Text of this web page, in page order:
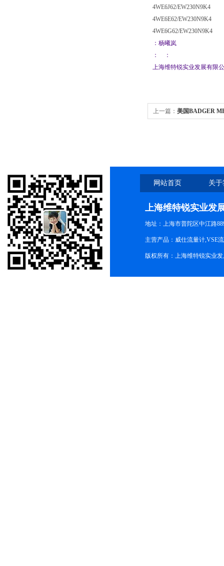
4WE6J62/EW230N9K4
4WE6E62/EW230N9K4
4WE6G62/EW230N9K4
：杨曦岚
： ：
上海维特锐实业发展有限
上一篇： 美国BADGER
网站首页 关
上海维特锐实业发
地址：上海市普陀区中江路
主营产品：威仕流量计,VSE
版权所有：上海维特锐实业